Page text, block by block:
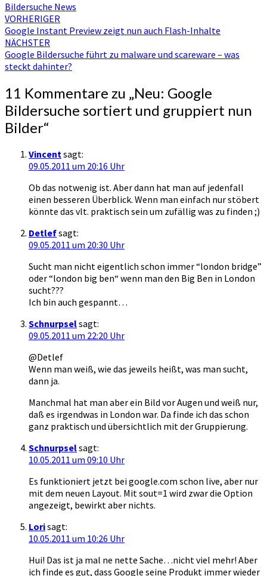
Bildersuche News
Beitragsnavigation
VORHERIGER
Google Instant Preview zeigt nun auch Flash-Inhalte
NÄCHSTER
Google Bildersuche führt zu malware und scareware – was
steckt dahinter?
11 Kommentare zu „Neu: Google
Bildersuche sortiert und gruppiert nun
Bilder“
Vincent sagt:
09.05.2011 um 20:16 Uhr
Ob das notwenig ist. Aber dann hat man auf jedenfall
einen besseren Überblick. Wenn man einfach nur stöbert
könnte das vlt. praktisch sein um zufällig was zu finden ;)
Detlefsagt:
09.05.2011 um 20:30 Uhr
Sucht man nicht eigentlich schon immer “london bridge”
oder “london big ben“ wenn man den Big Ben in London
sucht???
Ich bin auch gespannt…
Schnurpselsagt:
09.05.2011 um 22:20 Uhr
@Detlef
Wenn man weiß, wie das jeweils heißt, was man sucht,
dann ja.
Manchmal hat man aber ein Bild vor Augen und weiß nur,
daß es irgendwas in London war. Da finde ich das schon
ganz praktisch und übersichtlich mit der Gruppierung.
Schnurpselsagt:
10.05.2011 um 09:10 Uhr
Es funktioniert jetzt bei google.com schon live, aber nur
mit dem neuen Layout. Mit sout=1 wird zwar die Option
angezeigt, bewirkt aber nichts.
Lorisagt:
10.05.2011 um 10:26 Uhr
Hui! Das ist ja mal ne nette Sache…nicht viel mehr! Aber
ich finde es gut, dass Google seine Produkt immer wieder